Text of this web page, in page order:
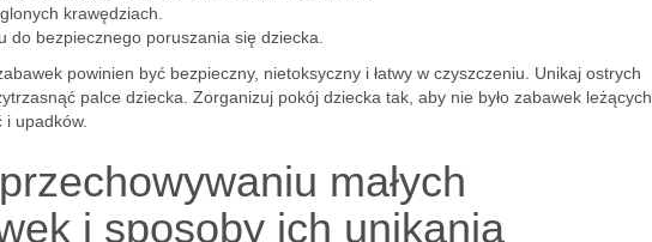
krawędziach.
do bezpiecznego poruszania się dziecka.
powinien być bezpieczny, nietoksyczny i łatwy w czyszczeniu. Unikaj ostrych
palce dziecka. Zorganizuj pokój dziecka tak, aby nie było zabawek leżących
i upadków.
małych
i sposoby ich unikania